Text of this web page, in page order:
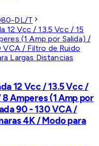
DL/T
12 Vcc / 13.5 Vcc /
Amperes (1 Amp por
90 - 130 VCA /
4K / Modo para